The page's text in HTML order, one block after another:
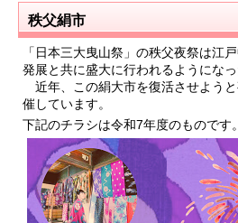
秩父絹市
「日本三大曳山祭」の秩父夜祭は江
発展と共に盛大に行われるようになっ
近年、この絹大市を復活させよう
催しています。
下記のチラシは令和7年度のものです。